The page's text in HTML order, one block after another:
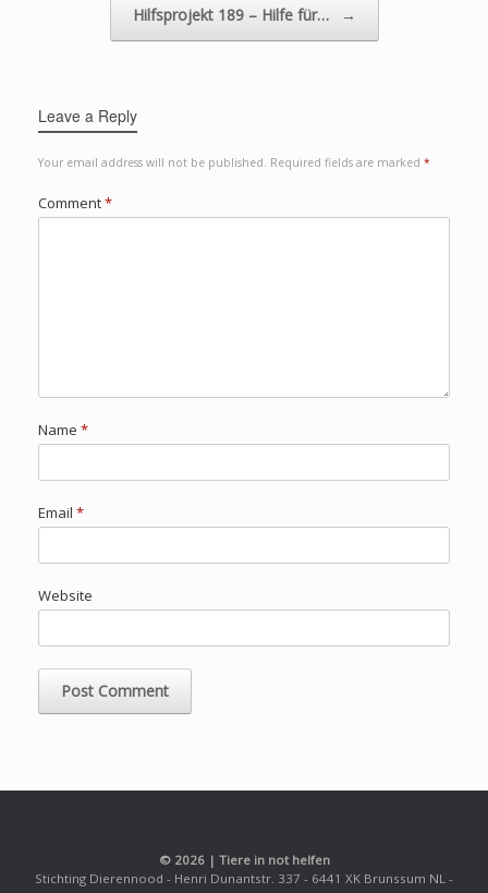
Hilfsprojekt 189 – Hilfe für… →
Leave a Reply
Your email address will not be published. Required fields are marked *
Comment*
Name *
Email *
Website
© 2026 | Tiere in not helfen
Stichting Dierennood - Henri Dunantstr. 337 - 6441 XK Brunssum NL -